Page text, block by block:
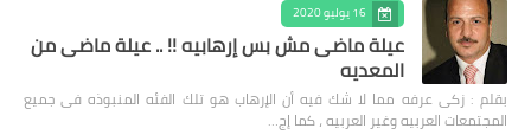
16 يوليو 2020
عيلة ماضى مش بس إرهابيه !! .. عيلة ماضى من
المعديه
بقلم : زكى عرفه مما لا شك فيه أن الإرهاب هو تلك الفئه المنبوذه فى جميع
المجتمعات العربيه وغير العربيه ، كما إج…